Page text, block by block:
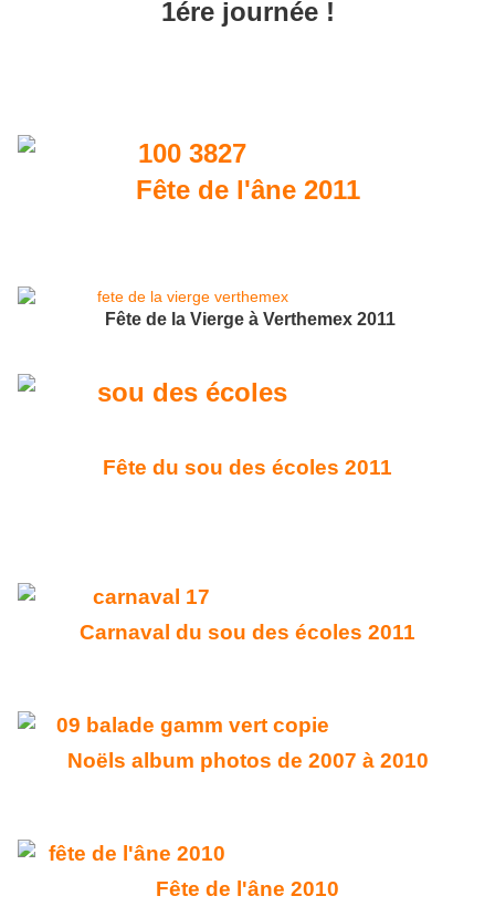
1ére journée !
Fête de l'âne 2011
Fête de la Vierge à Verthemex 2011
Fête du sou des écoles 2011
Carnaval du sou des écoles 2011
Noëls album photos de 2007 à 2010
Fête de l'âne 2010